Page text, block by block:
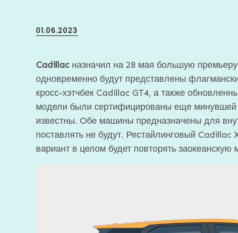
Posted
01.06.2023
Cadillac назначил на 28 мая большую
одновременно будут представлены
кросс-хэтчбек Cadillac GT4, а также
модели были сертифицированы еще минувшей
известны. Обе машины предназначены для
поставлять не будут. Рестайлинговый
вариант в целом будет повторять заокеанскую